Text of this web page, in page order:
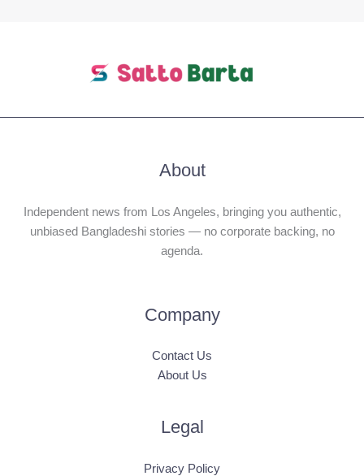
About
Independent news from Los Angeles, bringing you authentic,
unbiased Bangladeshi stories — no corporate backing, no
agenda.
Company
Contact Us
About Us
Legal
Privacy Policy